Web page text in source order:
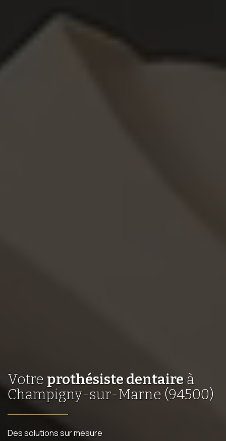
Votre prothésiste dentaire à
Champigny-sur-Marne (94500)
Des solutions sur mesure